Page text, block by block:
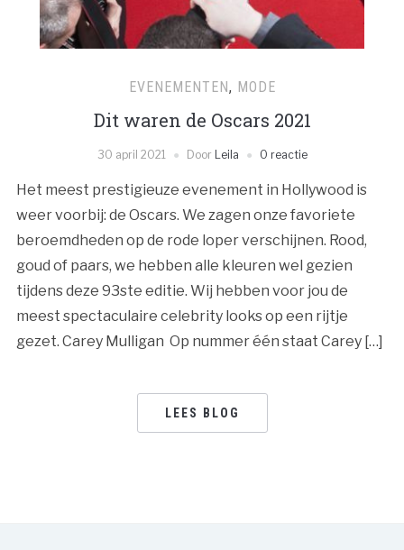
EVENEMENTEN, MODE
Dit waren de Oscars 2021
30 april 2021 Door Leila 0 reactie
Het meest prestigieuze evenement in Hollywood is
weer voorbij: de Oscars. We zagen onze favoriete
beroemdheden op de rode loper verschijnen. Rood,
goud of paars, we hebben alle kleuren wel gezien
tijdens deze 93ste editie. Wij hebben voor jou de
meest spectaculaire celebrity looks op een rijtje
gezet. Carey Mulligan Op nummer één staat Carey […]
LEES BLOG